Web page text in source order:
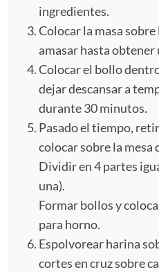
ingredientes.
Colocar la masa
amasar hasta
Colocar el bollo
dejar descansar a
durante 30 minutos.
Pasado el tiempo,
colocar sobre la mesa
Dividir en 4 partes
una).
Formar bollos y
para horno.
Espolvorear harina
cortes en cruz sobre